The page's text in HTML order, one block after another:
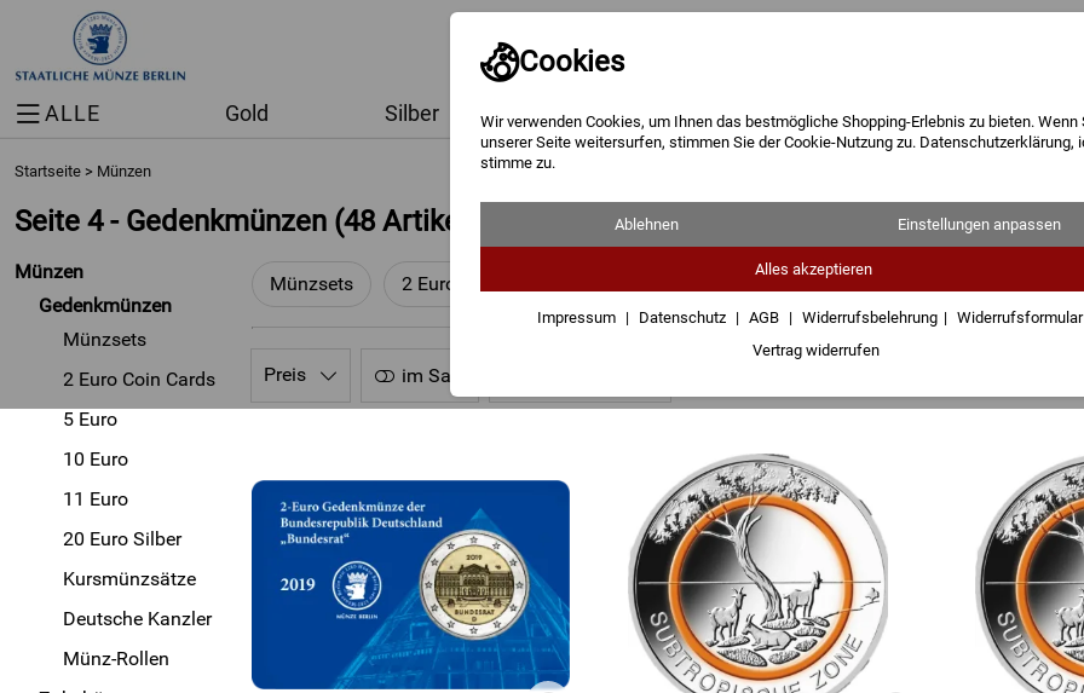
Cookies
Wir verwenden Cookies, um Ihnen das bestmögliche Shopping-Erlebnis zu bieten. Wenn
unserer Seite weitersurfen, stimmen Sie der Cookie-Nutzung zu. Datenschutzerklärung,
stimme zu.
Ablehnen Einstellungen anpassen
Alles akzeptieren
Impressum Datenschutz AGB Widerrufsbelehrung
Vertrag widerrufen
ALLE Gold Silber Barren Münzen Geschenke
Startseite > Münzen
Seite 4 - Gedenkmünzen (48 Artikel)
Münzen
Gedenkmünzen
Münzsets
2 Euro Coin Cards
5 Euro
10 Euro
11 Euro
20 Euro Silber
Kursmünzsätze
Deutsche Kanzler
Münz-Rollen
Münzsets 2 Euro Coin Cards 11 Euro
Preis im Sale